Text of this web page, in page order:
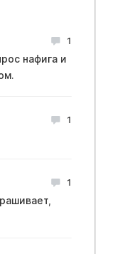
1
нафига и
1
1